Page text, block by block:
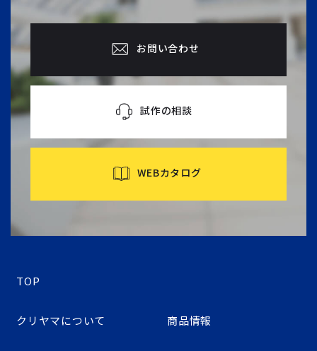
お問い合わせ
試作の相談
WEBカタログ
TOP
クリヤマについて 商品情報